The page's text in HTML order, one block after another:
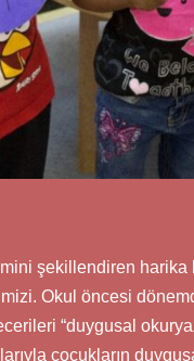
şekillendiren harika
Okul öncesi
“duygusal
çocukların